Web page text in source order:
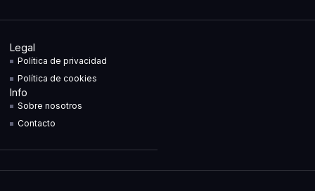
Legal
Política de privacidad
Política de cookies
Info
Sobre nosotros
Contacto